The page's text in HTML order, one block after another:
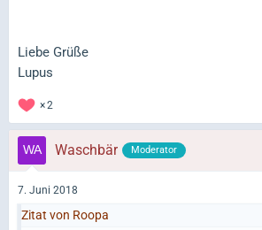
Liebe Grüße
Lupus
2
Waschbär Moderator
7. Juni 2018
Zitat von Roopa